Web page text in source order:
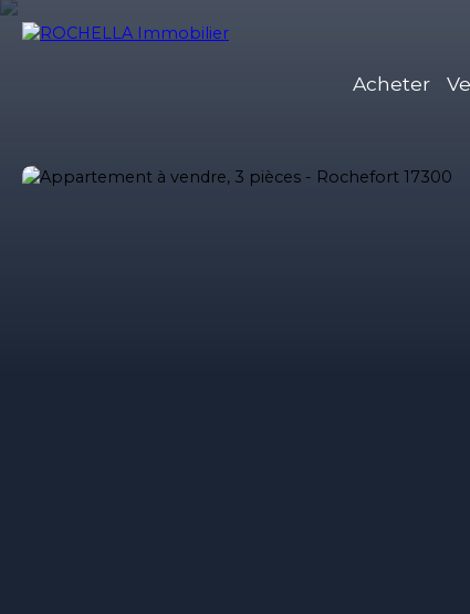
Acheter